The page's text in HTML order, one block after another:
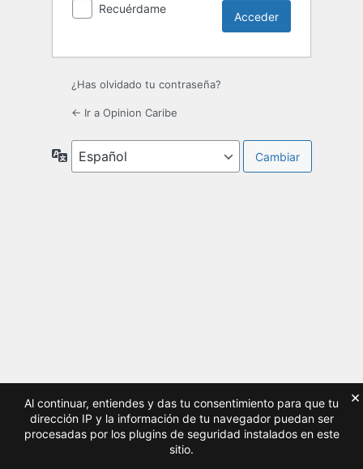
Recuérdame
¿Has olvidado tu contraseña?
← Ir a Opinion Caribe
Idioma
Al continuar, entiendes y das tu consentimiento para que tu
dirección IP y la información de tu navegador puedan ser
procesadas por los plugins de seguridad instalados en este
sitio.
×